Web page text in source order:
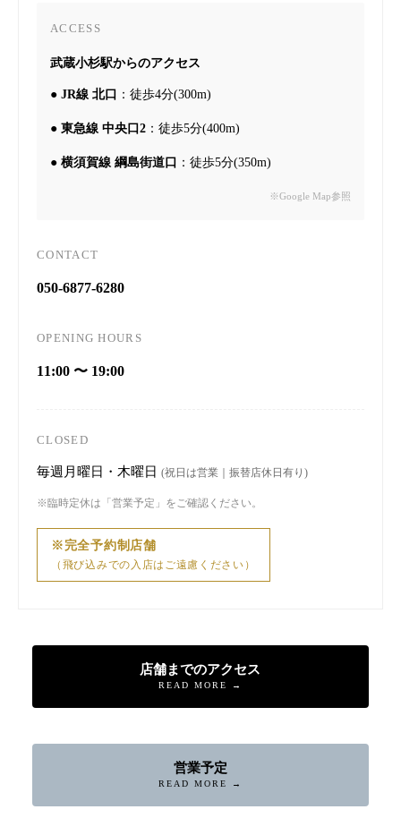
ACCESS
武蔵小杉駅からのアクセス
● JR線 北口 ：徒歩4分(300m)
● 東急線 中央口2 ：徒歩5分(400m)
● 横須賀線 綱島街道口 ：徒歩5分(350m)
※Google Map参照
CONTACT
050-6877-6280
OPENING HOURS
11:00 〜 19:00
CLOSED
毎週月曜日・木曜日 (祝日は営業｜振替店休日有り)
※臨時定休は「営業予定」をご確認ください。
※完全予約制店舗
（飛び込みでの入店はご遠慮ください）
店舗までのアクセス
READ MORE →
営業予定
READ MORE →